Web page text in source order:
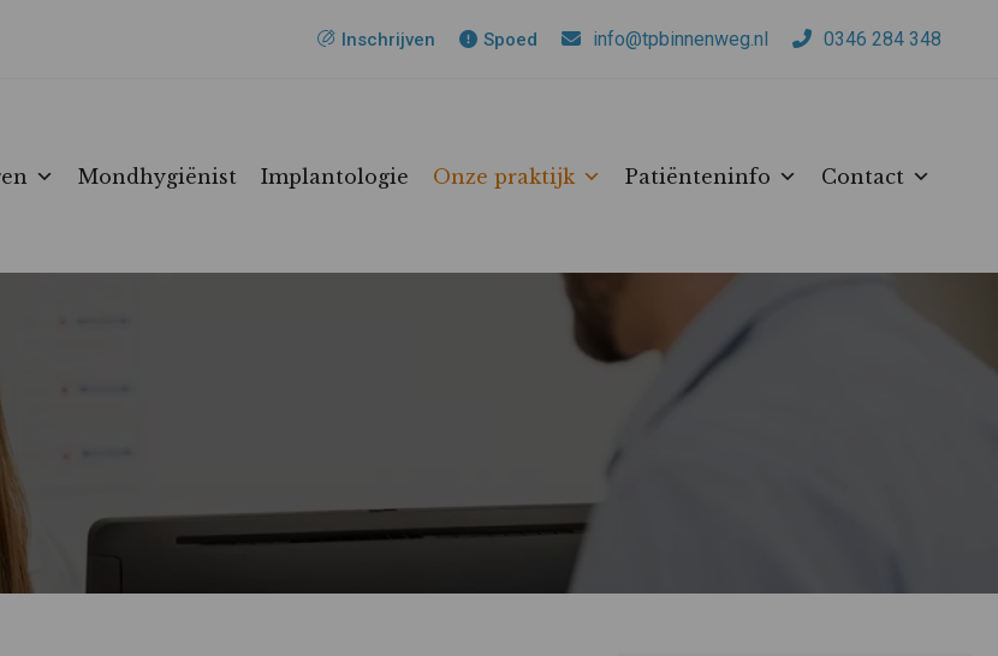
Inschrijven Spoed info@tpbinnenweg.nl 0346 284 348
Mondhygiënist Implantologie Onze praktijk Patiënteninfo Contact